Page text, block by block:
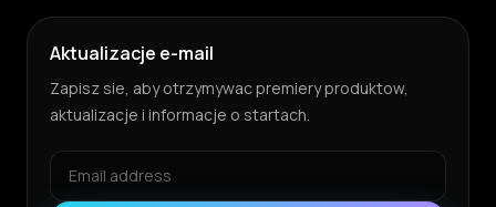
Aktualizacje e-mail
Zapisz sie, aby otrzymywac premiery produktow,
aktualizacje i informacje o startach.